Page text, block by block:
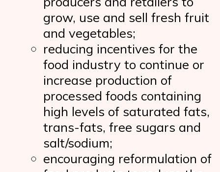
grow, use and sell fresh fruit
and vegetables;
reducing incentives for the
food industry to continue or
increase production of
processed foods containing
high levels of saturated fats,
trans-fats, free sugars and
salt/sodium;
encouraging reformulation of